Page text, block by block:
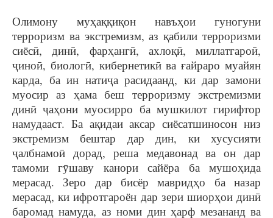
Олимону муҳаққиқон навъҳои гуногуни
терроризм ва экстремизм, аз қабили терроризми
сиёсӣ, динӣ, фарҳангӣ, ахлоқӣ, миллатгароӣ,
ҷиноӣ, биологӣ, кибернетикӣ ва ғайраро муайян
карда, ба ин натиҷа расидаанд, ки дар замони
муосир аз ҳама беш терроризму экстремизми
динӣ ҷаҳони муосирро ба мушкилот гирифтор
намудааст. Ба ақидаи аксар сиёсатшиносон низ
экстремизм бештар дар дин, ки хусусияти
ҷалбнамоӣ дорад, реша медавонад ва он дар
тамоми гӯшаву канори сайёра ба мушоҳида
мерасад. Зеро дар бисёр мавридҳо ба назар
мерасад, ки ифротгароён дар зери шиорҳои динӣ
баромад намуда, аз номи дин ҳарф мезананд ва